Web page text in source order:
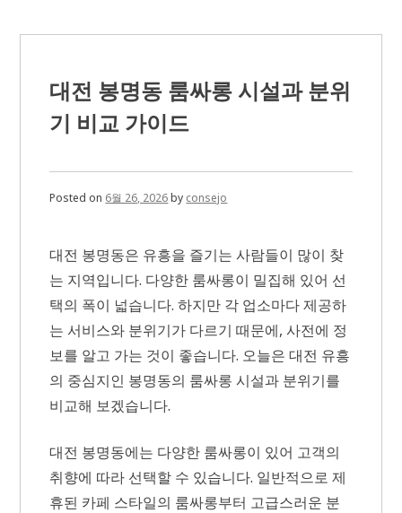
방
와
시
사
인
할
때
분
대전 봉명동 룸싸롱 시설과 분위
기 비교 가이드
Posted on 6월 26, 2026by consejo
대전 봉명동은 유흥을 즐기는 사람들이 많이 찾
는 지역입니다. 다양한 룸싸롱이 밀집해 있어 선
택의 폭이 넓습니다. 하지만 각 업소마다 제공하
는 서비스와 분위기가 다르기 때문에, 사전에 정
보를 알고 가는 것이 좋습니다. 오늘은 대전 유흥
의 중심지인 봉명동의 룸싸롱 시설과 분위기를
비교해 보겠습니다.
대전 봉명동에는 다양한 룸싸롱이 있어 고객의
취향에 따라 선택할 수 있습니다. 일반적으로 제
휴된 카페 스타일의 룸싸롱부터 고급스러운 분